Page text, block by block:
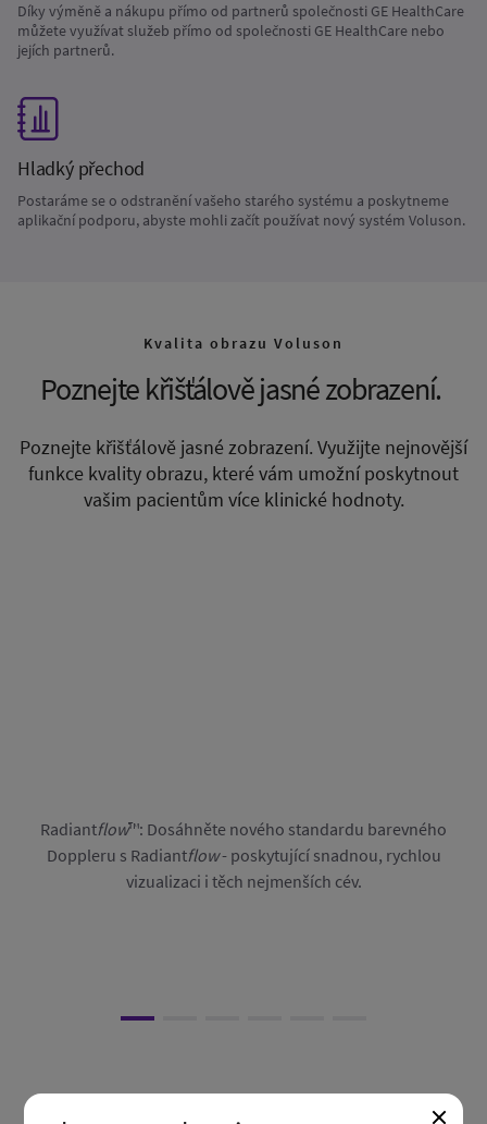
Díky výměně a nákupu přímo od partnerů společnosti GE HealthCare
můžete využívat služeb přímo od společnosti GE HealthCare nebo
jejích partnerů.
Hladký přechod
Postaráme se o odstranění vašeho starého systému a poskytneme
aplikační podporu, abyste mohli začít používat nový systém Voluson.
Kvalita obrazu Voluson
Poznejte křišťálově jasné zobrazení.
Poznejte křišťálově jasné zobrazení. Využijte nejnovější
funkce kvality obrazu, které vám umožní poskytnout
vašim pacientům více klinické hodnoty.
Radiantflow™: Dosáhněte nového standardu barevného
Doppleru s Radiantflow- poskytující snadnou, rychlou
vizualizaci i těch nejmenších cév.